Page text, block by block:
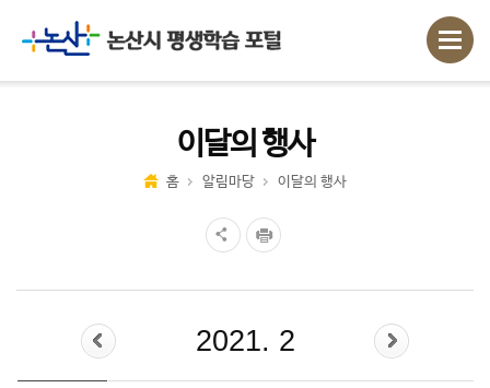
이달의 행사
홈 알림마당 이달의 행사
2021. 2